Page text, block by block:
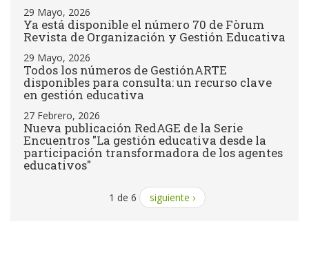
29 Mayo, 2026
Ya está disponible el número 70 de Fòrum
Revista de Organización y Gestión Educativa
29 Mayo, 2026
Todos los números de GestiónARTE
disponibles para consulta: un recurso clave
en gestión educativa
27 Febrero, 2026
Nueva publicación RedAGE de la Serie
Encuentros "La gestión educativa desde la
participación transformadora de los agentes
educativos"
1 de 6 siguiente ›